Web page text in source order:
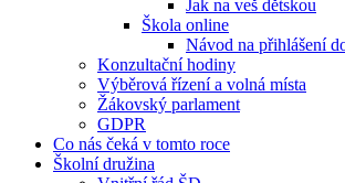
Jak na veš dětskou
Škola online
Návod na přihlášení
Konzultační hodiny
Výběrová řízení a volná místa
Žákovský parlament
GDPR
Co nás čeká v tomto roce
Školní družina